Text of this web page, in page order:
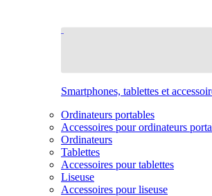
Smartphones, tablettes et
Ordinateurs portables
Accessoires pour ordinateurs
Ordinateurs
Tablettes
Accessoires pour tablettes
Liseuse
Accessoires pour liseuse